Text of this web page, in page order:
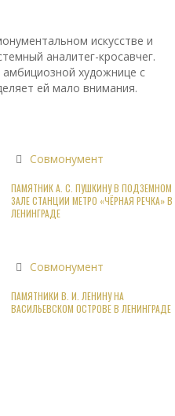
искусстве и
аналитег-кросавчег.
художнице с
ей мало внимания.
Совмонумент
ПАМЯТНИК А. С. ПУШКИНУ В ПОДЗЕМНОМ
ЗАЛЕ СТАНЦИИ МЕТРО «ЧЁРНАЯ РЕЧКА» В
ЛЕНИНГРАДЕ
Совмонумент
ПАМЯТНИКИ В. И. ЛЕНИНУ НА
ВАСИЛЬЕВСКОМ ОСТРОВЕ В ЛЕНИНГРАДЕ